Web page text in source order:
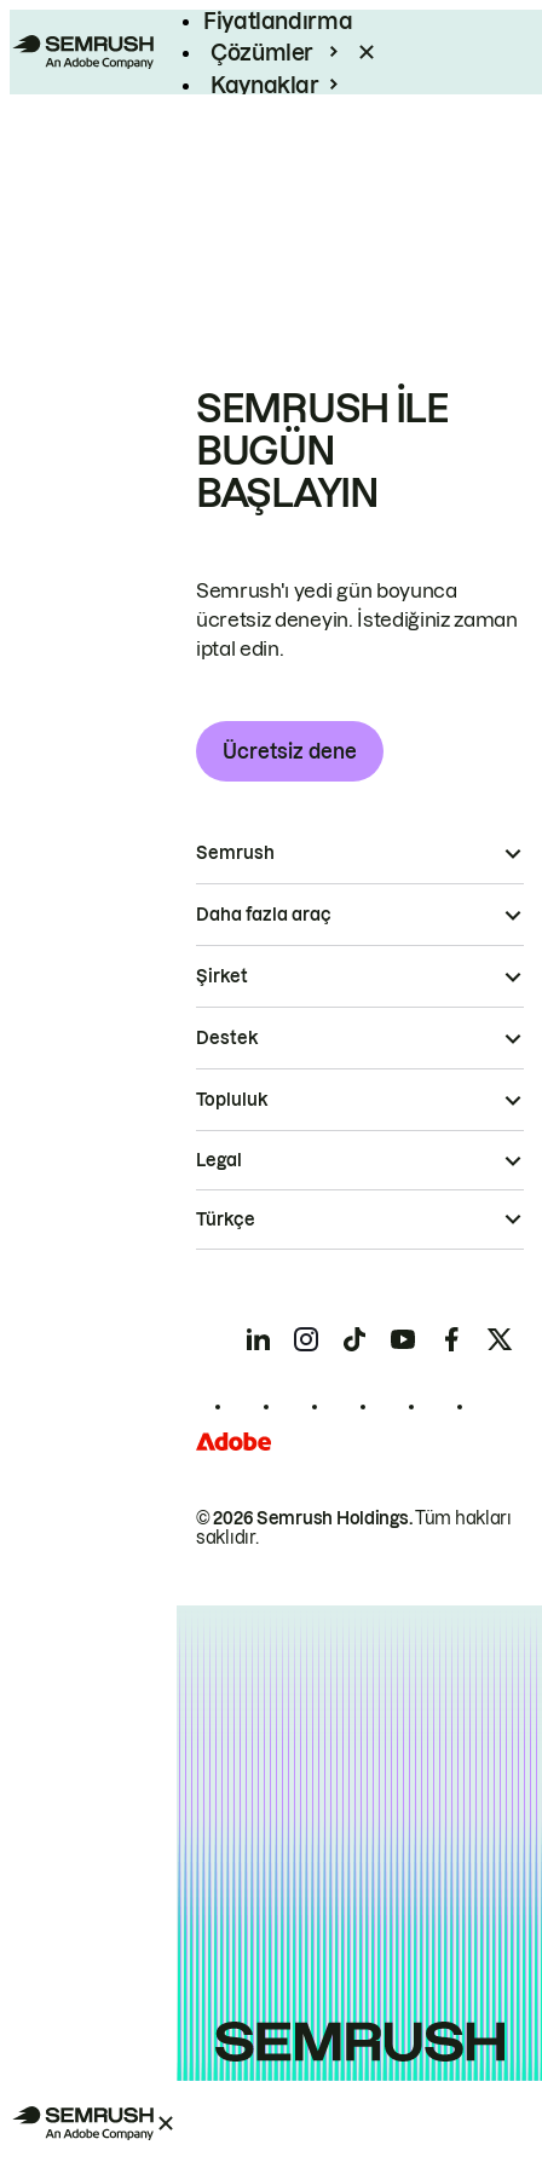
Fiyatlandırma
Çözümler
Kaynaklar
SEMRUSH ILE
BUGÜN
BAŞLAYIN
Semrush'ı yedi gün boyunca
ücretsiz deneyin. İstediğiniz zaman
iptal edin.
Ücretsiz dene
Semrush
Daha fazla araç
Şirket
Destek
Topluluk
© 2026 Semrush Holdings.Tüm hakları
saklıdır.
Legal
Türkçe